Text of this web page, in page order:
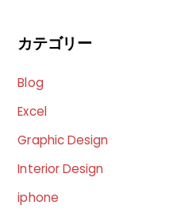
カテゴリー
Blog
Excel
Graphic Design
Interior Design
iphone